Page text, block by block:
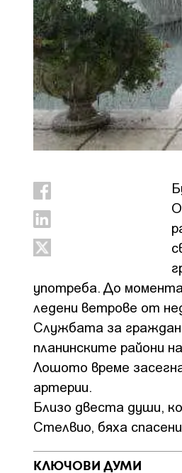
употреба. До
ледени ветрове от
Службата за
планинските райони
Лошото време
артерии.
Близо двеста души,
Стелвио, бяха
КЛЮЧОВИ ДУМИ